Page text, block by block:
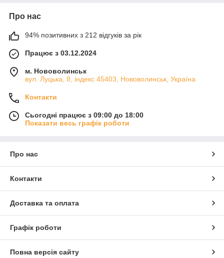
Про нас
94% позитивних з 212 відгуків за рік
Працює з 03.12.2024
м. Нововолинськ
вул. Луцька, 8, індекс 45403, Нововолинськ, Україна
Контакти
Сьогодні працює з 09:00 до 18:00
Показати весь графік роботи
Про нас
Контакти
Доставка та оплата
Графік роботи
Повна версія сайту